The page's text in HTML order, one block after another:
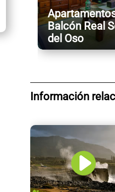
Balcón Real
del Oso
Información